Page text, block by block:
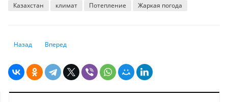
Казахстан климат Потепление Жаркая погода
Предыдущий: Топ-10 самых дорогих школ в Алматы
Назад Следующий: 39% казахстанцев теряли деньги в
Вперед